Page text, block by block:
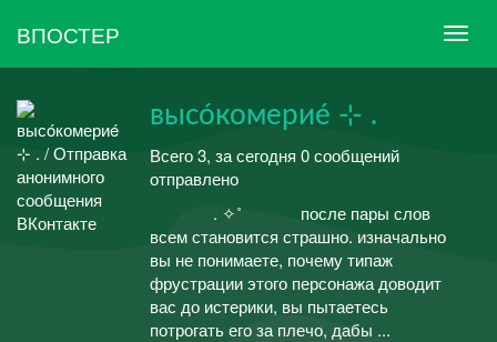
ВПОСТЕР
высóкомериé ⊹ .
Всего 3, за сегодня 0 сообщений
отправлено
. ✧˚ после пары слов
всем становится страшно. изначально
вы не понимаете, почему типаж
фрустрации этого персонажа доводит
вас до истерики, вы пытаетесь
потрогать его за плечо, дабы ...